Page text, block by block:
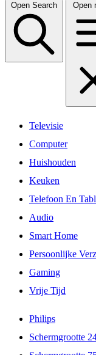
Open Search Open
Televisie
Computer
Huishouden
Keuken
Telefoon En
Audio
Smart Home
Persoonlijke
Gaming
Vrije Tijd
Philips
Schermgrootte